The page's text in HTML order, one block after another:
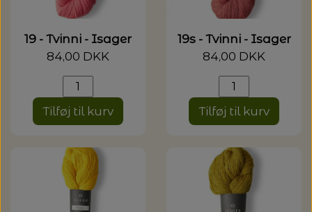
19 - Tvinni - Isager
84,00 DKK
Tilføj til kurv
19s - Tvinni - Isager
84,00 DKK
Tilføj til kurv